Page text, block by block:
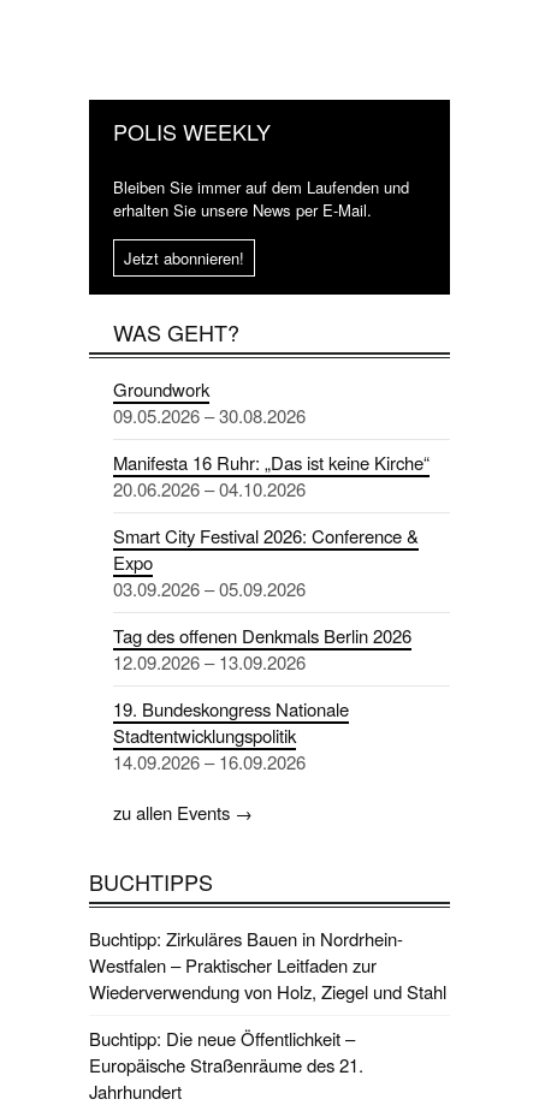
POLIS WEEKLY
Bleiben Sie immer auf dem Laufenden und
erhalten Sie unsere News per E-Mail.
Jetzt abonnieren!
WAS GEHT?
Groundwork
09.05.2026 – 30.08.2026
Manifesta 16 Ruhr: „Das ist keine Kirche“
20.06.2026 – 04.10.2026
Smart City Festival 2026: Conference &
Expo
03.09.2026 – 05.09.2026
Tag des offenen Denkmals Berlin 2026
12.09.2026 – 13.09.2026
19. Bundeskongress Nationale
Stadtentwicklungspolitik
14.09.2026 – 16.09.2026
zu allen Events →
BUCHTIPPS
Buchtipp: Zirkuläres Bauen in Nordrhein-
Westfalen – Praktischer Leitfaden zur
Wiederverwendung von Holz, Ziegel und Stahl
Buchtipp: Die neue Öffentlichkeit –
Europäische Straßenräume des 21.
Jahrhundert